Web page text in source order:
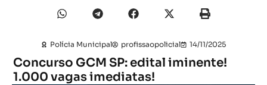
Polícia Municipal profissaopolicial 14/11/2025
Concurso GCM SP: edital iminente!
1.000 vagas imediatas!